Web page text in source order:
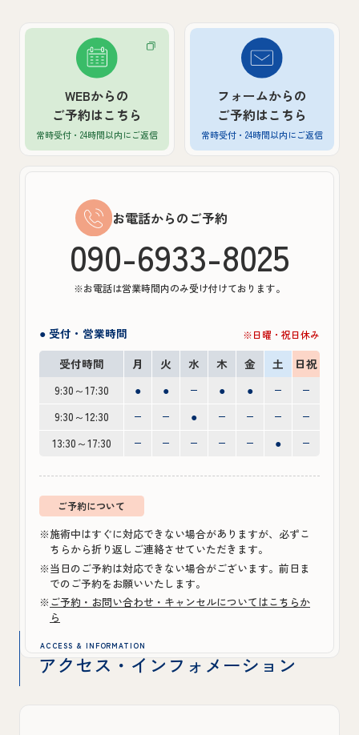
WEBからの
ご予約はこちら
常時受付・24時間以内にご返信
フォームからの
ご予約はこちら
常時受付・24時間以内にご返信
お電話からのご予約
090-6933-8025
※お電話は営業時間内のみ受け付けております。
● 受付・営業時間 ※日曜・祝日休み
受付時間 月 火 水 木 金 土
日祝
9:30～17:30
● ● ●
●
9:30～12:30
●
13:30～17:30
●
ご予約について
※施術中はすぐに対応できない場合がありますが、必ずこ
ちらから折り返しご連絡させていただきます。
※当日のご予約は対応できない場合がございます。前日ま
でのご予約をお願いいたします。
※ ご予約・お問い合わせ・キャンセルについてはこちらか
ら
ACCESS & INFORMATION
アクセス・インフォメーション